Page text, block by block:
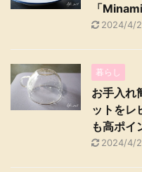
「
2024/4/
暮らし
お手入れ
ットをレ
も高ポイ
2024/4/